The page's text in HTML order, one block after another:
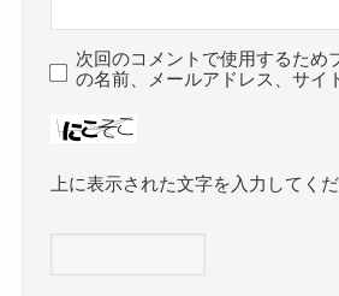
次回のコメントで使用するため
の名前、メールアドレス、サイ
上に表示された文字を入力してくだ